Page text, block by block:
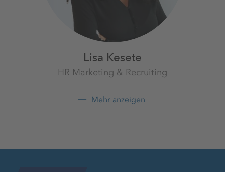
Lisa Kesete
HR Marketing & Recruiting
K+S Aktiengesellschaft
LinkedIn
Mehr anzeigen